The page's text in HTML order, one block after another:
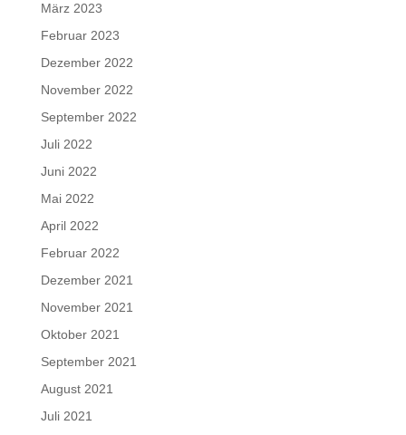
März 2023
Februar 2023
Dezember 2022
November 2022
September 2022
Juli 2022
Juni 2022
Mai 2022
April 2022
Februar 2022
Dezember 2021
November 2021
Oktober 2021
September 2021
August 2021
Juli 2021